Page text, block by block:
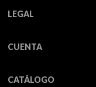
LEGAL
CUENTA
CATÁLOGO